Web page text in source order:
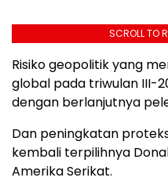
SCROLL TO
Risiko geopolitik yang
global pada triwulan III-
dengan berlanjutnya
Dan peningkatan
kembali terpilihnya
Amerika Serikat.